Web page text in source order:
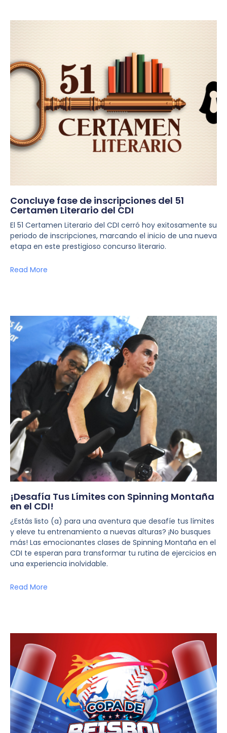
Concluye fase de inscripciones del 51
Certamen Literario del CDI
El 51 Certamen Literario del CDI cerró hoy exitosamente su
periodo de inscripciones, marcando el inicio de una nueva
etapa en este prestigioso concurso literario.
Read More
¡Desafía Tus Límites con Spinning Montaña
en el CDI!
¿Estás listo (a) para una aventura que desafíe tus límites
y eleve tu entrenamiento a nuevas alturas? ¡No busques
más! Las emocionantes clases de Spinning Montaña en el
CDI te esperan para transformar tu rutina de ejercicios en
una experiencia inolvidable.
Read More